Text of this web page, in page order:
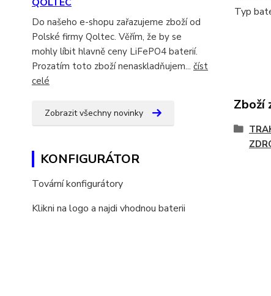
Do našeho e-shopu zařazujeme zboží od
Polské firmy Qoltec. Věřím, že by se
mohly líbit hlavně ceny LiFePO4 baterií.
Prozatím toto zboží nenaskladňujem... číst
celé
Zobrazit všechny novinky
KONFIGURÁTOR
Tovární konfigurátory
Klikni na logo a najdi vhodnou baterii
Typ
Zboží